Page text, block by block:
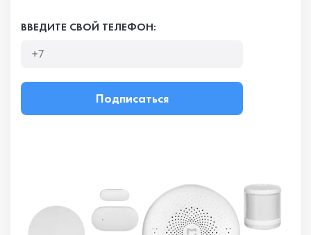
ВВЕДИТЕ СВОЙ ТЕЛЕФОН:
Подписаться